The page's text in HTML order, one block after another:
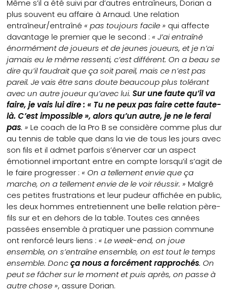
Même s’il a été suivi par d’autres entraîneurs, Dorian a
plus souvent eu affaire à Arnaud. Une relation
entraîneur/entraîné« pas toujours facile » qui affecte
davantage le premier que le second :« J’ai entraîné
énormément de joueurs et de jeunes joueurs, et je n’ai
jamais eu le même ressenti, c’est différent. On a beau se
dire qu’il faudrait que ça soit pareil, mais ce n’est pas
pareil. Je vais être sans doute beaucoup plus tolérant
avec un autre joueur qu’avec lui.Sur une faute qu’il va
faire, je vais lui dire : « Tu ne peux pas faire cette faute-
là. C’est impossible », alors qu’un autre, je ne le ferai
pas. » Le coach de la Pro B se considère comme plus dur
au tennis de table que dans la vie de tous les jours avec
son fils et il admet parfois s’énerver car un aspect
émotionnel important entre en compte lorsqu’il s’agit de
le faire progresser :« On a tellement envie que ça
marche, on a tellement envie de le voir réussir. » Malgré
ces petites frustrations et leur pudeur affichée en public,
les deux hommes entretiennent une belle relation père-
fils sur et en dehors de la table. Toutes ces années
passées ensemble à pratiquer une passion commune
ont renforcé leurs liens : « Le week-end, on joue
ensemble, on s’entraîne ensemble, on est tout le temps
ensemble. Doncça nous a forcément rapprochés. On
peut se fâcher sur le moment et puis après, on passe à
autre chose », assure Dorian.